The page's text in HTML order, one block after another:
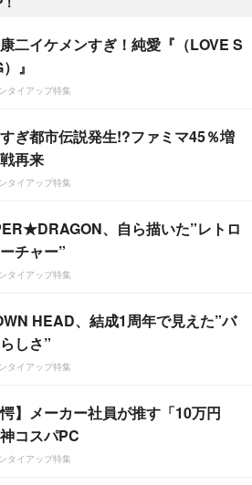
二イケメンすぎ！純愛『（LOVE S
』
タイアップ特集
ぎ都市伝説発生!?ファミマ45％増
再来
タイアップ特集
、自ら描いた”レトロ
チャー”
タイアップ特集
HEAD、結成1周年で見えた”バ
しさ”
タイアップ特集
愕】メーカー社員が推す「10万円
コスパPC
タイアップ特集